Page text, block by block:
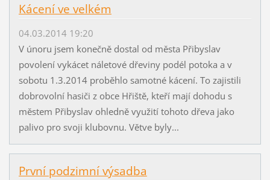
Kácení ve velkém
04.03.2014 19:20
V únoru jsem konečně dostal od města Přibyslav
povolení vykácet náletové dřeviny podél potoka a v
sobotu 1.3.2014 proběhlo samotné kácení. To zajistili
dobrovolní hasiči z obce Hřiště, kteří mají dohodu s
městem Přibyslav ohledně využití tohoto dřeva jako
palivo pro svoji klubovnu. Větve byly...
První podzimní výsadba